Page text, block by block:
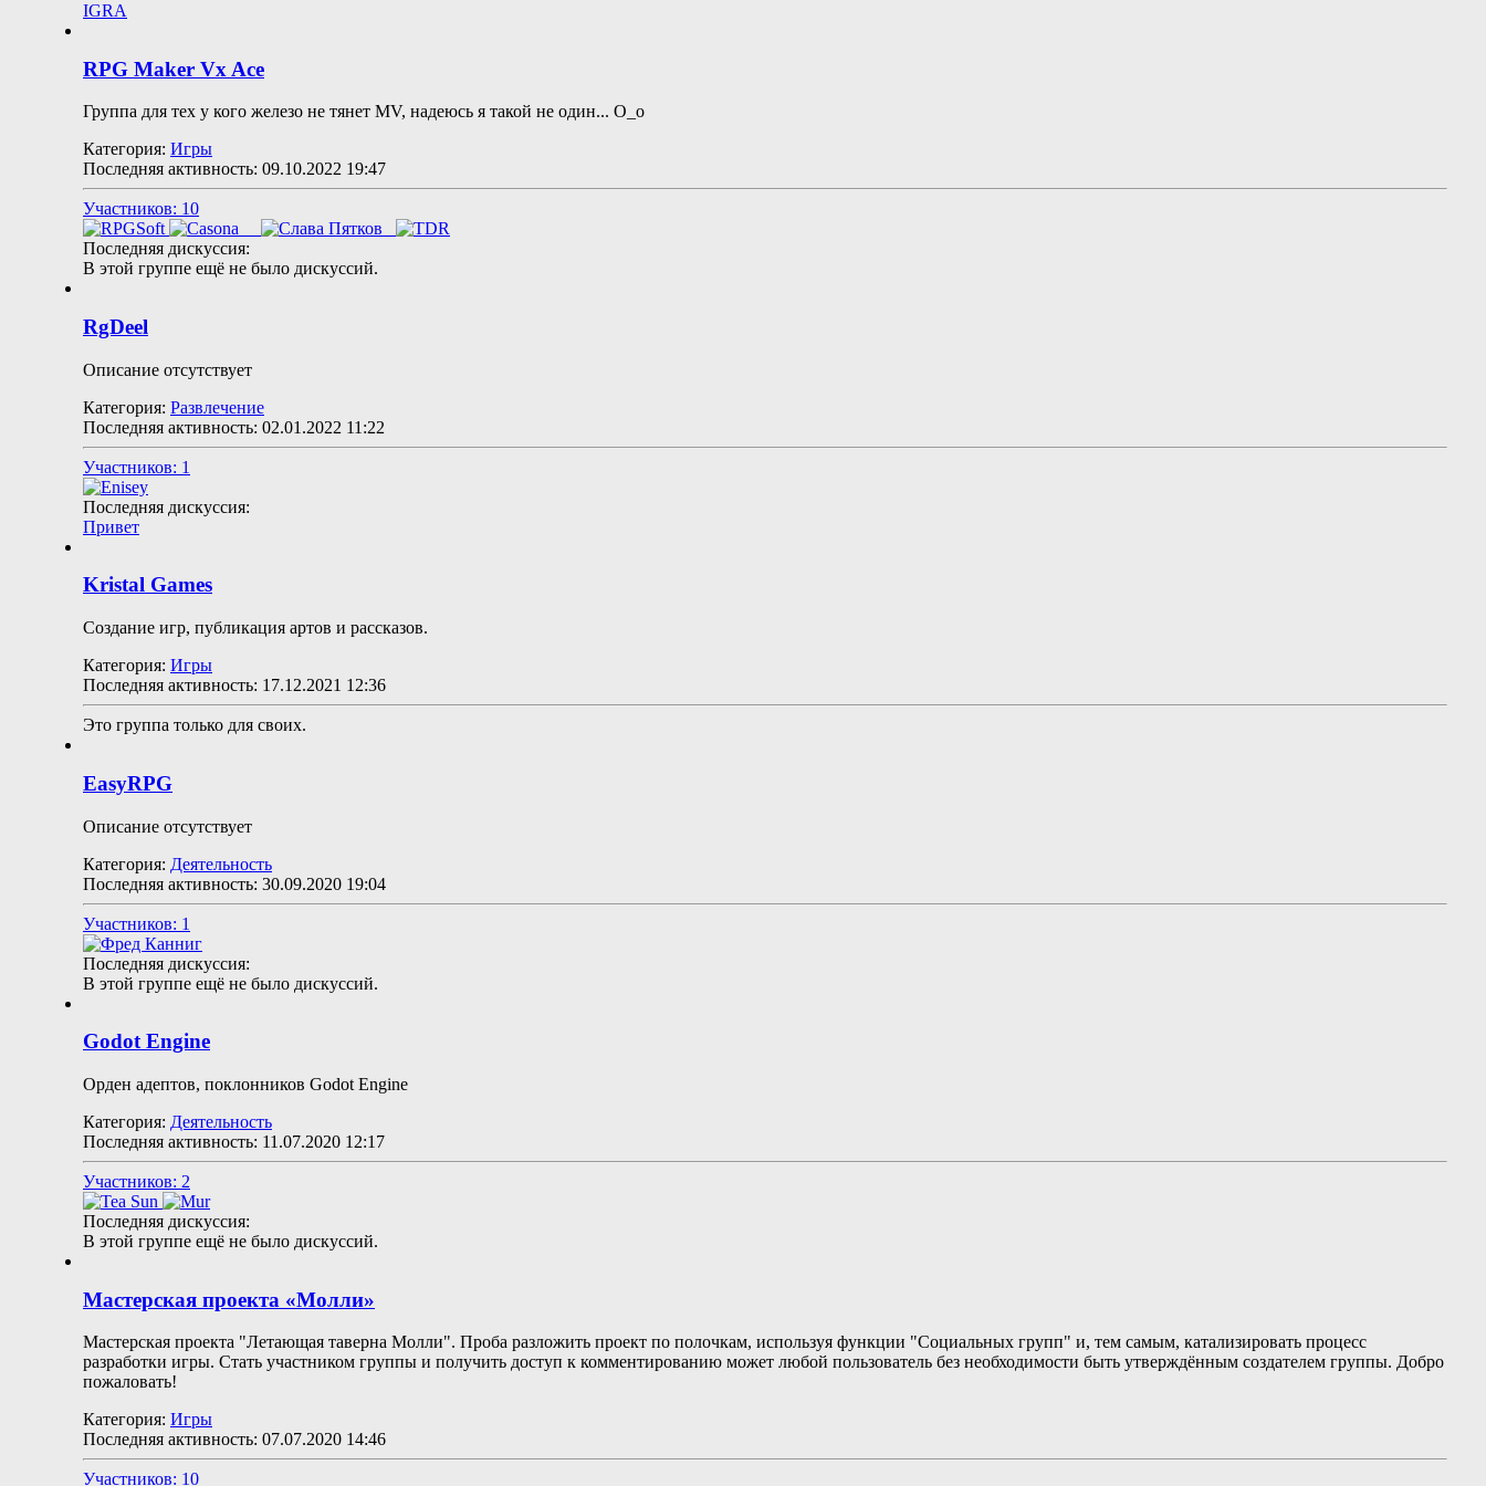
IGRA
RPG Maker Vx Ace
Группа для тех у кого железо не тянет MV, надеюсь я такой не один... О_о
Категория: Игры
Последняя активность: 09.10.2022 19:47
Участников: 10
Последняя дискуссия:
В этой группе ещё не было дискуссий.
RgDeel
Описание отсутствует
Категория: Развлечение
Последняя активность: 02.01.2022 11:22
Участников: 1
Последняя дискуссия:
Привет
Kristal Games
Создание игр, публикация артов и рассказов.
Категория: Игры
Последняя активность: 17.12.2021 12:36
Это группа только для своих.
EasyRPG
Описание отсутствует
Категория: Деятельность
Последняя активность: 30.09.2020 19:04
Участников: 1
Последняя дискуссия:
В этой группе ещё не было дискуссий.
Godot Engine
Орден адептов, поклонников Godot Engine
Категория: Деятельность
Последняя активность: 11.07.2020 12:17
Участников: 2
Последняя дискуссия:
В этой группе ещё не было дискуссий.
Мастерская проекта «Молли»
Мастерская проекта "Летающая таверна Молли". Проба разложить проект по полочкам, используя функции "Социальных групп" и, тем самым, катализировать процесс
разработки игры. Стать участником группы и получить доступ к комментированию может любой пользователь без необходимости быть утверждённым создателем группы. Добро
пожаловать!
Категория: Игры
Последняя активность: 07.07.2020 14:46
Участников: 10